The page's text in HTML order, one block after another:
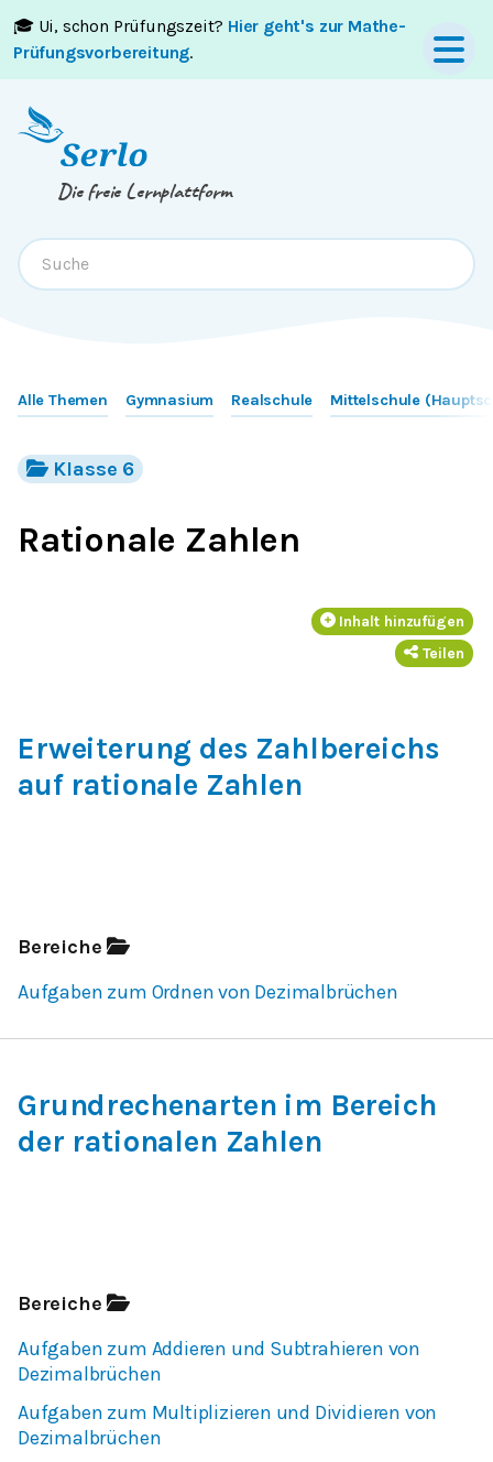
🎓 Ui, schon Prüfungszeit? Hier geht's zur Mathe-
Prüfungsvorbereitung.
Springe zumInhaltoderFooter
Die freie Lernplattform
Alle Themen Gymnasium Realschule Mittelschule
Klasse 6
Rationale Zahlen
Inhalt hinzufügen
Teilen
Erweiterung des Zahlbereichs
auf rationale Zahlen
Bereiche
Aufgaben zum Ordnen von Dezimalbrüchen
Grundrechenarten im Bereich
der rationalen Zahlen
Bereiche
Aufgaben zum Addieren und Subtrahieren von
Dezimalbrüchen
Aufgaben zum Multiplizieren und Dividieren von
Dezimalbrüchen